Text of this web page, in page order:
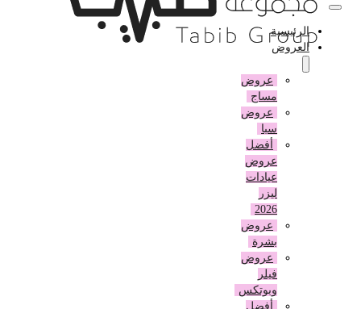
الرئيسية
العروض
عروض
مساج
عروض
أفضل
عروض
عيادات
2026
عروض
بشرة
عروض
وبوتكس
أفضل